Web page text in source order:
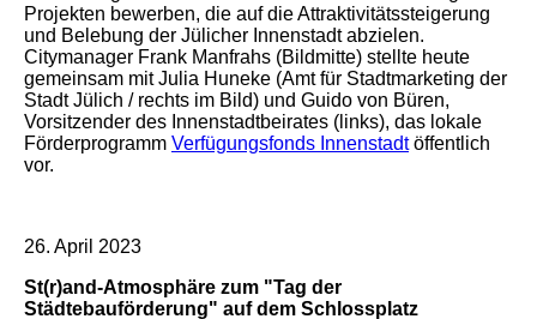
Projekten bewerben, die auf die Attraktivitätssteigerung
und Belebung der Jülicher Innenstadt abzielen.
Citymanager Frank Manfrahs (Bildmitte) stellte heute
gemeinsam mit Julia Huneke (Amt für Stadtmarketing der
Stadt Jülich / rechts im Bild) und Guido von Büren,
Vorsitzender des Innenstadtbeirates (links), das lokale
Förderprogramm Verfügungsfonds Innenstadtöffentlich
vor.
26. April 2023
St(r)and-Atmosphäre zum "Tag der
Städtebauförderung" auf dem Schlossplatz